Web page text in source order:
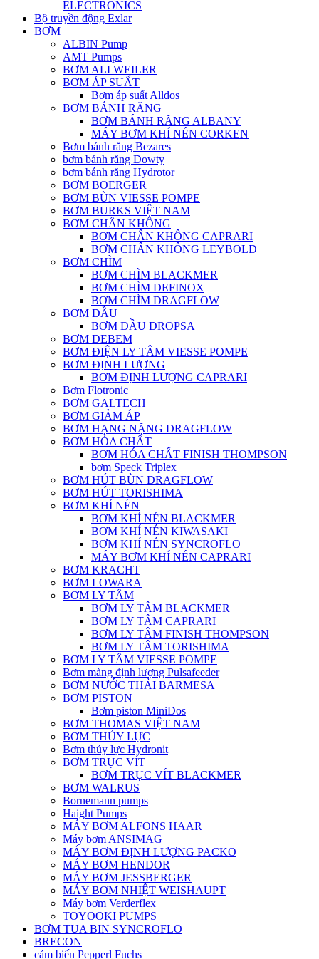
ELECTRONICS
Bộ truyền động Exlar
BƠM
ALBIN Pump
AMT Pumps
BƠM ALLWEILER
BƠM ÁP SUẤT
Bơm áp suất Alldos
BƠM BÁNH RĂNG
BƠM BÁNH RĂNG ALBANY
MÁY BƠM KHÍ NÉN CORKEN
Bơm bánh răng Bezares
bơm bánh răng Dowty
bơm bánh răng Hydrotor
BƠM BOERGER
BƠM BÙN VIESSE POMPE
BƠM BURKS VIỆT NAM
BƠM CHÂN KHÔNG
BƠM CHÂN KHÔNG CAPRARI
BƠM CHÂN KHÔNG LEYBOLD
BƠM CHÌM
BƠM CHÌM BLACKMER
BƠM CHÌM DEFINOX
BƠM CHÌM DRAGFLOW
BƠM DẦU
BƠM DẦU DROPSA
BƠM DEBEM
BƠM ĐIỆN LY TÂM VIESSE POMPE
BƠM ĐỊNH LƯỢNG
BƠM ĐỊNH LƯỢNG CAPRARI
Bơm Flotronic
BƠM GALTECH
BƠM GIẢM ÁP
BƠM HẠNG NẶNG DRAGFLOW
BƠM HÓA CHẤT
BƠM HÓA CHẤT FINISH THOMPSON
bơm Speck Triplex
BƠM HÚT BÙN DRAGFLOW
BƠM HÚT TORISHIMA
BƠM KHÍ NÉN
BƠM KHÍ NÉN BLACKMER
BƠM KHÍ NÉN KIWASAKI
BƠM KHÍ NÉN SYNCROFLO
MÁY BƠM KHÍ NÉN CAPRARI
BƠM KRACHT
BƠM LOWARA
BƠM LY TÂM
BƠM LY TÂM BLACKMER
BƠM LY TÂM CAPRARI
BƠM LY TÂM FINISH THOMPSON
BƠM LY TÂM TORISHIMA
BƠM LY TÂM VIESSE POMPE
Bơm màng định lượng Pulsafeeder
BƠM NƯỚC THẢI BARMESA
BƠM PISTON
Bơm piston MiniDos
BƠM THOMAS VIỆT NAM
BƠM THỦY LỰC
Bơm thủy lực Hydronit
BƠM TRỤC VÍT
BƠM TRỤC VÍT BLACKMER
BƠM WALRUS
Bornemann pumps
Haight Pumps
MÁY BƠM ALFONS HAAR
Máy bơm ANSIMAG
MÁY BƠM ĐỊNH LƯỢNG PACKO
MÁY BƠM HENDOR
MÁY BƠM JESSBERGER
MÁY BƠM NHIỆT WEISHAUPT
Máy bơm Verderflex
TOYOOKI PUMPS
BƠM TUA BIN SYNCROFLO
BRECON
cảm biến Pepperl Fuchs